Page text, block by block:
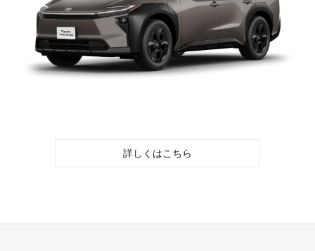
詳しくはこちら